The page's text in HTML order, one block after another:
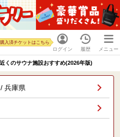
ログイン
購入済チケットはこちら
履歴 メニュー
くのサウナ施設おすすめ(2026年版)
兵庫県